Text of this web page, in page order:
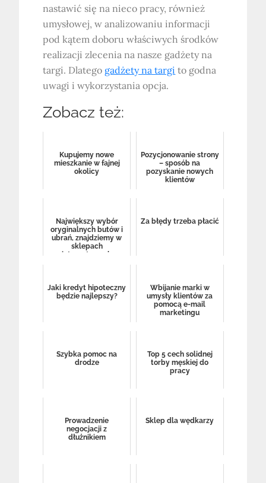
nastawić się na nieco pracy, również
umysłowej, w analizowaniu informacji
pod kątem doboru właściwych środków
realizacji zlecenia na nasze gadżety na
targi. Dlatego gadżety na targi to godna
uwagi i wykorzystania opcja.
Zobacz też:
Kupujemy nowe
mieszkanie w fajnej
okolicy
Pozycjonowanie strony
– sposób na
pozyskanie nowych
klientów
Największy wybór
oryginalnych butów i
ubrań, znajdziemy w
sklepach
internetowych
Za błędy trzeba płacić
Jaki kredyt hipoteczny
będzie najlepszy?
Wbijanie marki w
umysły klientów za
pomocą e-mail
marketingu
Szybka pomoc na
drodze
Top 5 cech solidnej
torby męskiej do
pracy
Prowadzenie
negocjacji z
dłużnikiem
Sklep dla wędkarzy